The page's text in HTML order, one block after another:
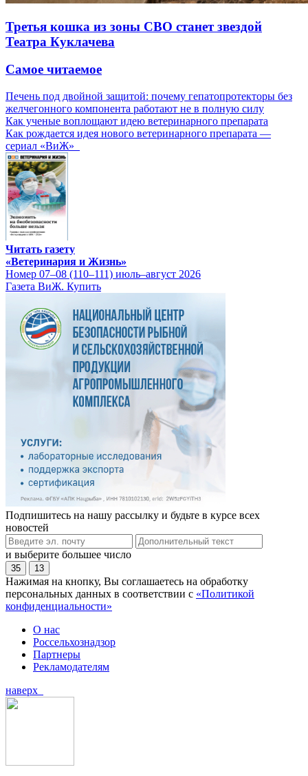
Третья кошка из зоны СВО станет звездой
Театра Куклачева
Самое читаемое
Печень под двойной защитой: почему гепатопротекторы без
желчегонного компонента работают не в полную силу
Как ученые воплощают идею ветеринарного препарата
Как рождается идея нового ветеринарного препарата —
сериал «ВиЖ»
Читать газету
«Ветеринария и Жизнь»
Номер 07–08 (110–111) июль–август 2026
Газета ВиЖ. Купить
Подпишитесь на нашу рассылку и будьте в курсе всех
новостей
и выберите большее число
35 13
Нажимая на кнопку, Вы соглашаетесь на обработку
персональных данных в соответствии с «Политикой
конфиденциальности»
О нас
Россельхознадзор
Партнеры
Рекламодателям
наверх